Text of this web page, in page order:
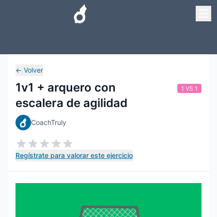
← Volver
1v1 + arquero con
escalera de agilidad
CoachTruly
Regístrate para valorar este ejercicio
1 VS 1